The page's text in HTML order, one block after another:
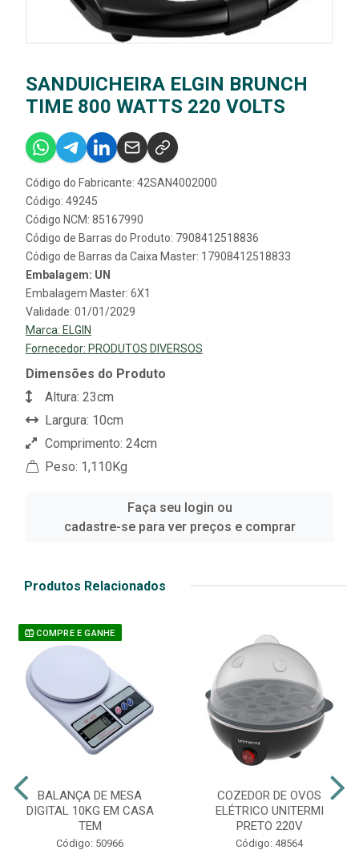
SANDUICHEIRA ELGIN BRUNCH
TIME 800 WATTS 220 VOLTS
Código do Fabricante: 42SAN4002000
Código: 49245
Código NCM: 85167990
Código de Barras do Produto: 7908412518836
Código de Barras da Caixa Master: 17908412518833
Embalagem: UN
Embalagem Master: 6X1
Validade: 01/01/2029
Marca: ELGIN
Fornecedor: PRODUTOS DIVERSOS
Dimensões do Produto
Altura: 23cm
Largura: 10cm
Comprimento: 24cm
Peso: 1,110Kg
Faça seu login ou
cadastre-se para ver preços e comprar
Produtos Relacionados
COMPRE E GANHE
BALANÇA DE MESA
DIGITAL 10KG EM CASA
TEM
Código: 50966
COZEDOR DE OVOS
ELÉTRICO UNITERMI
PRETO 220V
Código: 48564